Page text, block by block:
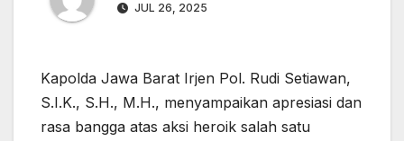
JUL 26, 2025
Kapolda Jawa Barat Irjen Pol. Rudi Setiawan,
S.I.K., S.H., M.H., menyampaikan apresiasi dan
rasa bangga atas aksi heroik salah satu